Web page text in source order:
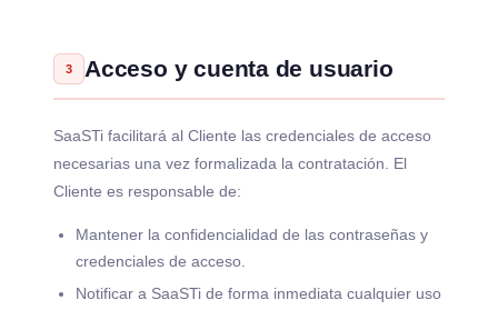
3 Acceso y cuenta de usuario
SaaSTi facilitará al Cliente las credenciales de acceso
necesarias una vez formalizada la contratación. El
Cliente es responsable de:
Mantener la confidencialidad de las contraseñas y
credenciales de acceso.
Notificar a SaaSTi de forma inmediata cualquier uso